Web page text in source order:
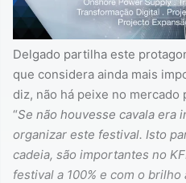
Delgado partilha este
que considera ainda mais
diz, não há peixe no
“Se não houvesse cavala era
organizar este festival. Isto
cadeia, são importantes no
festival a 100% e com o